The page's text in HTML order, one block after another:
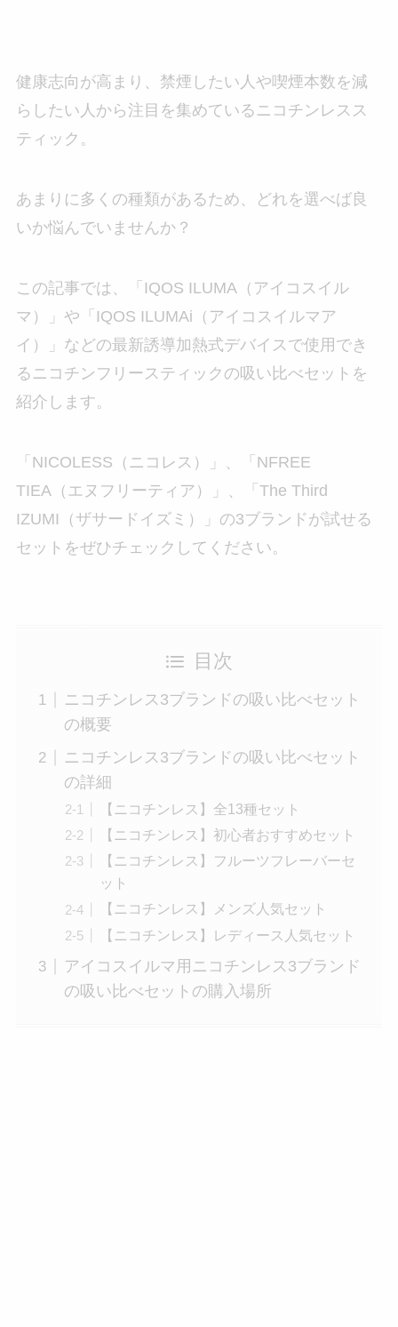
健康志向が高まり、禁煙したい人や喫煙本数を減
らしたい人から注目を集めているニコチンレスス
ティック。
あまりに多くの種類があるため、どれを選べば良
いか悩んでいませんか？
この記事では、「IQOS ILUMA（アイコスイル
マ）」や 「IQOS ILUMAi（アイコスイルマア
イ）」などの最新誘導加熱式デバイスで使用でき
るニコチンフリースティックの吸い比べセットを
紹介します。
「NICOLESS（ニコレス）」、「NFREE
TIEA（エヌフリーティア）」、「The Third
IZUMI（ザサードイズミ）」の3ブランドが試せる
セットをぜひチェックしてください。
目次
ニコチンレス3ブランドの吸い比べセット
の概要
ニコチンレス3ブランドの吸い比べセット
の詳細
【ニコチンレス】全13種セット
【ニコチンレス】初心者おすすめセット
【ニコチンレス】フルーツフレーバーセ
ット
【ニコチンレス】メンズ人気セット
【ニコチンレス】レディース人気セット
アイコスイルマ用ニコチンレス3ブランド
の吸い比べセットの購入場所